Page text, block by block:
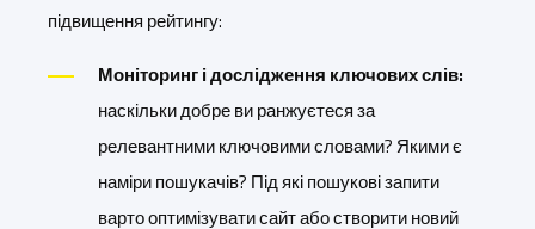
підвищення рейтингу:
Моніторинг і дослідження ключових слів:
наскільки добре ви ранжуєтеся за
релевантними ключовими словами? Якими є
наміри пошукачів? Під які пошукові запити
варто оптимізувати сайт або створити новий